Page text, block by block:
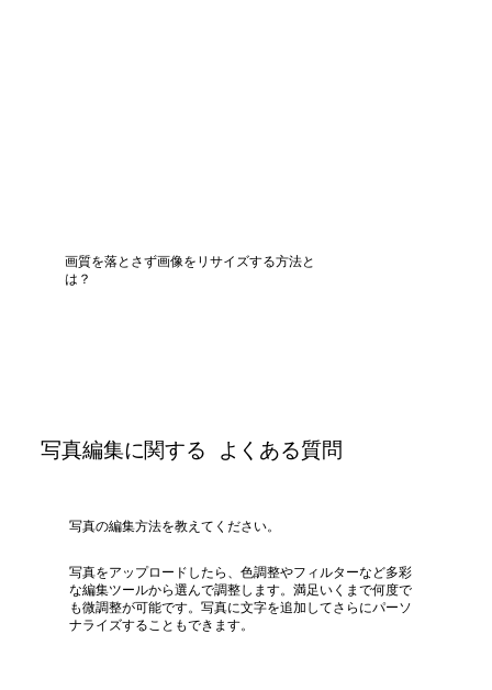
画質を落とさず画像をリサイズする方法と
は？
写真編集に関する よくある質問
写真の編集方法を教えてください。
写真をアップロードしたら、色調整やフィルターなど多彩
な編集ツールから選んで調整します。満足いくまで何度で
も微調整が可能です。写真に文字を追加してさらにパーソ
ナライズすることもできます。